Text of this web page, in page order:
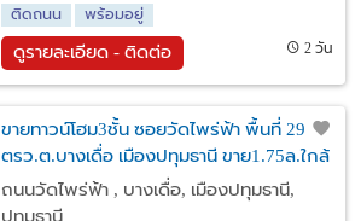
ติดถนน
พร้อมอยู่
ดูรายละเอียด - ติดต่อ 2 วัน
ขายทาวน์โฮม3ชั้น ซอยวัดไพร่ฟ้า พื้นที่ 29
ตรว.ต.บางเดื่อ เมืองปทุมธานี ขาย1.75ล.ใกล้
ถนนราชพฤกษ์
ถนนวัดไพร่ฟ้า , บางเดื่อ, เมืองปทุมธานี,
ปทุมธานี